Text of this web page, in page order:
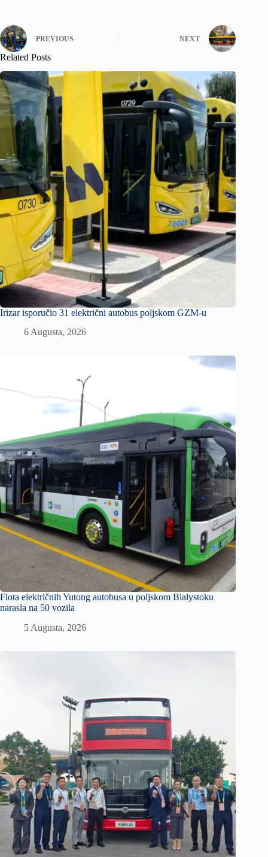
PREVIOUS NEXT
Related Posts
Irizar isporučio 31 električni autobus poljskom GZM-u
6 Augusta, 2026
Flota električnih Yutong autobusa u poljskom Białystoku
narasla na 50 vozila
5 Augusta, 2026